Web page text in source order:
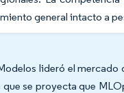
general intacto a
lideró el
se proyecta que